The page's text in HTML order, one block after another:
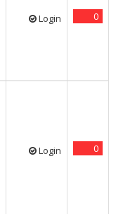
Login 0
Login 0